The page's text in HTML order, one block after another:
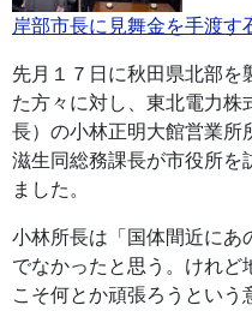
岸部市長に見舞金を手渡す
先月１７日に秋田県北部を
た方々に対し、東北電力株
長）の小林正明大館営業所
滋生同総務課長が市役所を
ました。
小林所長は「国体間近にあ
でなかったと思う。けれど
こそ何とか頑張ろうという